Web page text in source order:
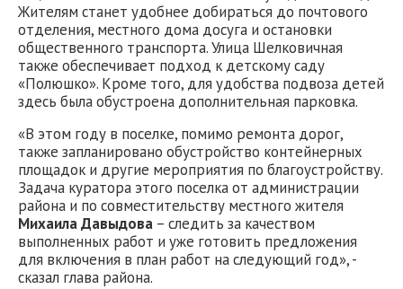
Жителям станет удобнее добираться до почтового
отделения, местного дома досуга и остановки
общественного транспорта. Улица Шелковичная
также обеспечивает подход к детскому саду
«Полюшко». Кроме того, для удобства подвоза детей
здесь была обустроена дополнительная парковка.
«В этом году в поселке, помимо ремонта дорог,
также запланировано обустройство контейнерных
площадок и другие мероприятия по благоустройству.
Задача куратора этого поселка от администрации
района и по совместительству местного жителя
Михаила Давыдова – следить за качеством
выполненных работ и уже готовить предложения
для включения в план работ на следующий год», -
сказал глава района.